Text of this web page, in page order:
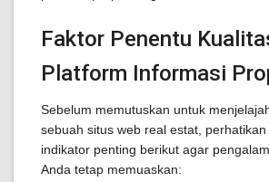
Faktor Penentu
Platform Informasi
Sebelum memutuskan untuk
sebuah situs web real estat,
indikator penting berikut agar
Anda tetap memuaskan: